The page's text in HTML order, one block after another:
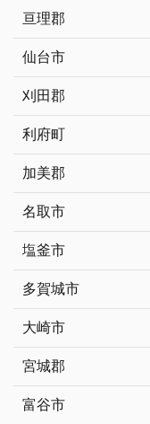
亘理郡
仙台市
刈田郡
利府町
加美郡
名取市
塩釜市
多賀城市
大崎市
宮城郡
富谷市